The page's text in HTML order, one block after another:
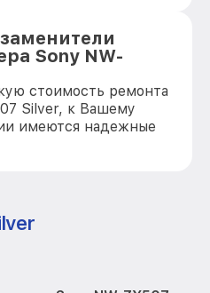
Sony NW-
стоимость ремонта
Silver, к Вашему
имеются надежные